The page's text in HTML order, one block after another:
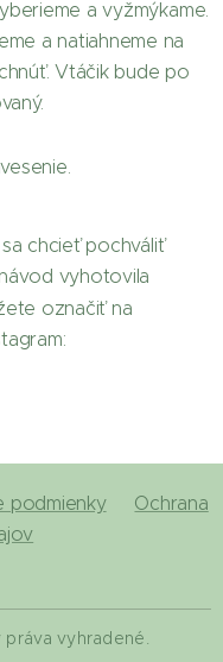
a vyžmýkame.
a natiahneme na
Vtáčik bude po
chcieť pochváliť
vyhotovila
označiť na
podmienky
Ochrana
vyhradené.